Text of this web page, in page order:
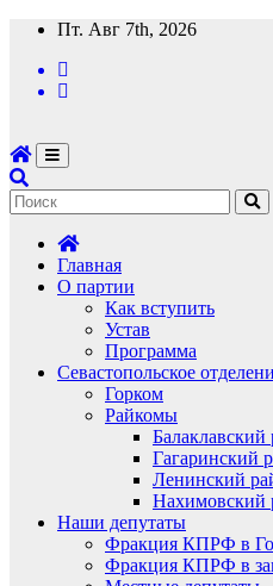
Перейти
содержимому
Пт. Авг 7th, 2026
Главная
О партии
Как вступить
Устав
Программа
Севастопольское
Горком
Райкомы
Гагаринский
Ленинский
Наши депутаты
Фракция КПРФ в
Фракция КПРФ в